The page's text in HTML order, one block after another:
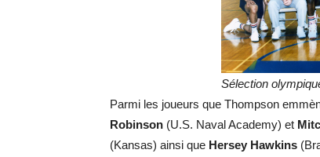
Sélection
Parmi les joueurs que Thompson
Robinson (U.S. Naval Academy) et
(Kansas) ainsi que Hersey Hawkins